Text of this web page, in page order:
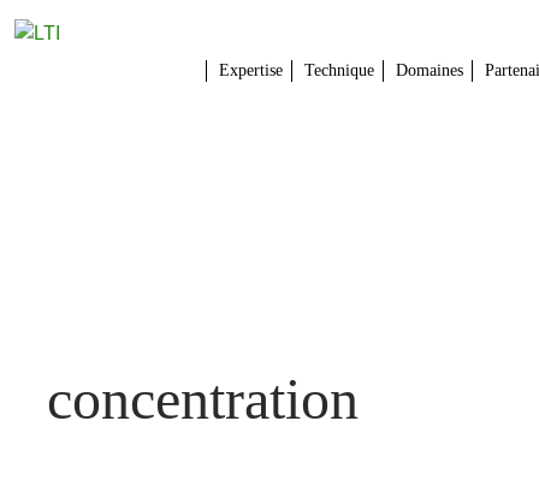
Expertise Technique Domaines
concentration